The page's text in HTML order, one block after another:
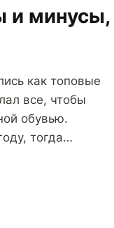
и минусы,
как топовые
все, чтобы
обувью.
тогда…